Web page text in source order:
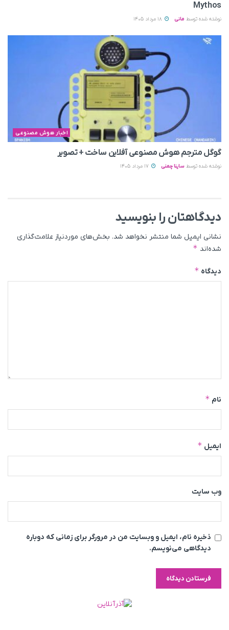
Mythos
نوشته شده توسط مانی
اخبار هوش مصنوعی
گوگل مترجم هوش مصنوعی آفلاین ساخت + تصویر
نوشته شده توسط ساینا چمنی
دیدگاهتان را بنویسید
نشانی ایمیل شما منتشر نخواهد شد. بخش‌های موردنیاز علامت‌گذاری
شده‌اند *
دیدگاه *
نام *
ایمیل *
وب‌ سایت
ذخیره نام، ایمیل و وبسایت من در مرورگر برای زمانی که دوباره
دیدگاهی می‌نویسم.